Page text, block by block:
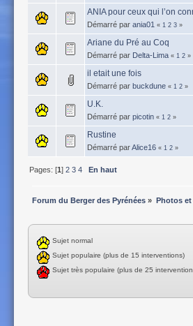
ANIA pour ceux qui l’on
Démarré par ania01 « 1 2 3 »
Ariane du Pré au Coq
Démarré par Delta-Lima « 1 2 »
il etait une fois
Démarré par buckdune « 1 2 »
U.K.
Démarré par picotin « 1 2 »
Rustine
Démarré parAlice16 « 1 2 »
Pages: [1]2 3 4 En haut
Forum du Berger des Pyrénées » Photos
Sujet normal
Sujet populaire (plus de 15 interventions)
Sujet très populaire (plus de 25